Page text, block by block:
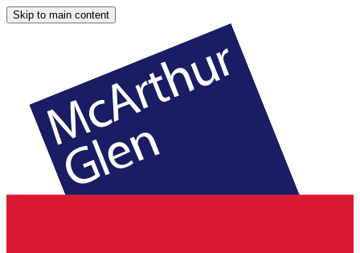
Skip to main content